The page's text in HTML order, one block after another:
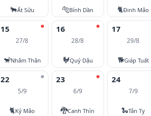
🐂Ất Sửu 🐅Bính Dần 🐈Đinh Mão
15
27/8
🐒Nhâm Thân
16
28/8
🐓Quý Dậu
17
29/8
🐕Giáp Tuất
22
5/9
🐈Kỷ Mão
23
6/9
🐉Canh Thìn
24
7/9
🐍Tân Tỵ